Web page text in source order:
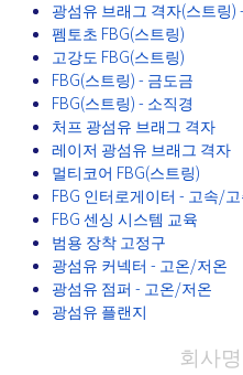
광섬유 브래그 격자(스트링)
펨토초 FBG(스트링)
고강도 FBG(스트링)
FBG(스트링) - 금도금
FBG(스트링) - 소직경
처프 광섬유 브래그 격자
레이저 광섬유 브래그 격자
멀티코어 FBG(스트링)
FBG 인터로게이터 - 고속/
FBG 센싱 시스템 교육
범용 장착 고정구
광섬유 커넥터 - 고온/저온
광섬유 점퍼 - 고온/저온
광섬유 플랜지
회사